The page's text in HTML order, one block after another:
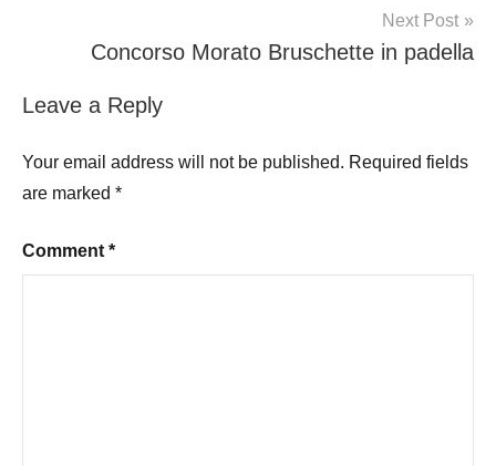
Next Post
Concorso Morato Bruschette in padella
Leave a Reply
Your email address will not be published. Required fields
are marked *
Comment *